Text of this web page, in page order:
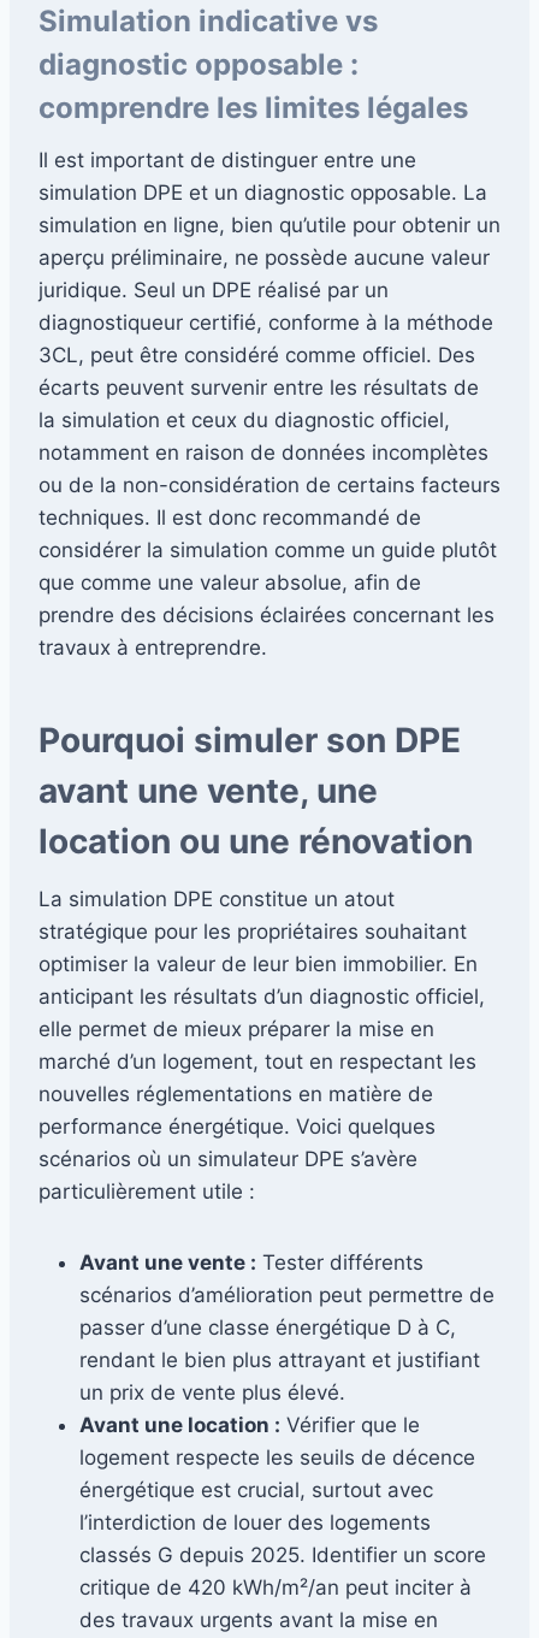
Simulation indicative vs
diagnostic opposable :
comprendre les limites légales
Il est important de distinguer entre une
simulation DPE et un diagnostic opposable. La
simulation en ligne, bien qu’utile pour obtenir un
aperçu préliminaire, ne possède aucune valeur
juridique. Seul un DPE réalisé par un
diagnostiqueur certifié, conforme à la méthode
3CL, peut être considéré comme officiel. Des
écarts peuvent survenir entre les résultats de
la simulation et ceux du diagnostic officiel,
notamment en raison de données incomplètes
ou de la non-considération de certains facteurs
techniques. Il est donc recommandé de
considérer la simulation comme un guide plutôt
que comme une valeur absolue, afin de
prendre des décisions éclairées concernant les
travaux à entreprendre.
Pourquoi simuler son DPE
avant une vente, une
location ou une rénovation
La simulation DPE constitue un atout
stratégique pour les propriétaires souhaitant
optimiser la valeur de leur bien immobilier. En
anticipant les résultats d’un diagnostic officiel,
elle permet de mieux préparer la mise en
marché d’un logement, tout en respectant les
nouvelles réglementations en matière de
performance énergétique. Voici quelques
scénarios où un simulateur DPE s’avère
particulièrement utile :
Avant une vente : Tester différents
scénarios d’amélioration peut permettre de
passer d’une classe énergétique D à C,
rendant le bien plus attrayant et justifiant
un prix de vente plus élevé.
Avant une location : Vérifier que le
logement respecte les seuils de décence
énergétique est crucial, surtout avec
l’interdiction de louer des logements
classés G depuis 2025. Identifier un score
critique de 420 kWh/m²/an peut inciter à
des travaux urgents avant la mise en